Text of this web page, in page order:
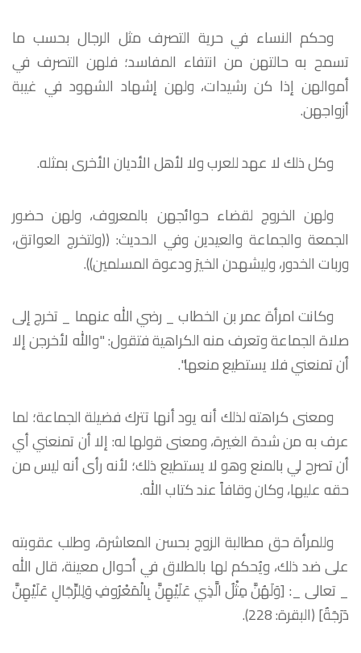
وحكم النساء في حرية التصرف مثل الرجال بحسب ما
تسمح به حالتهن من انتفاء المفاسد؛ فلهن التصرف في
أموالهن إذا كن رشيدات، ولهن إشهاد الشهود في غيبة
أزواجهن.
وكل ذلك لا عهد للعرب ولا لأهل الأديان الأخرى بمثله.
ولهن الخروج لقضاء حوائجهن بالمعروف، ولهن حضور
الجمعة والجماعة والعيدين وفي الحديث: ((ولتخرج العواتق،
وربات الخدور، وليشهدن الخيرَ ودعوة المسلمين)).
وكانت امرأة عمر بن الخطاب _ رضي الله عنهما _ تخرج إلى
صلاة الجماعة وتعرف منه الكراهية فتقول: "والله لأخرجن إلا
أن تمنعني فلا يستطيع منعها".
ومعنى كراهته لذلك أنه يود أنها تترك فضيلة الجماعة؛ لما
عرف به من شدة الغيرة، ومعنى قولها له: إلا أن تمنعني أي
أن تصرح لي بالمنع وهو لا يستطيع ذلك؛ لأنه رأى أنه ليس من
حقه عليها، وكان وقافاً عند كتاب الله.
وللمرأة حق مطالبة الزوج بحسن المعاشرة، وطلب عقوبته
على ضد ذلك، ويُحكم لها بالطلاق في أحوال معينة، قال الله
_ تعالى _: [وَلَهُنَّ مِثْلُ الَّذِي عَلَيْهِنَّ بِالْمَعْرُوفِ وَلِلرِّجَالِ عَلَيْهِنَّ
دَرَجَةٌ] (البقرة: 228).